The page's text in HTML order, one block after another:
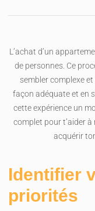
L’achat d’un
de personnes. Ce
sembler complexe
façon adéquate et en
cette expérience un
complet pour t’aider à
acquérir
Identifier
priorités